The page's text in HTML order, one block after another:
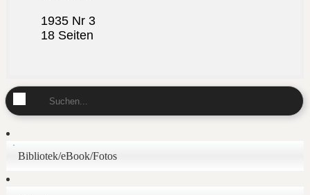
1935 Nr 3
18 Seiten
Bibliotek/eBook/Fotos